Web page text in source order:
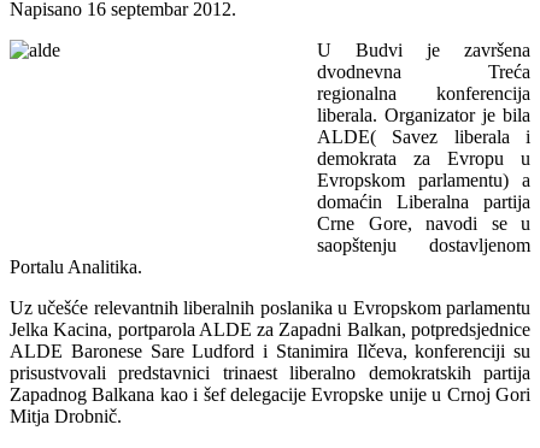
Napisano 16 septembar 2012.
U Budvi je završena
dvodnevna Treća
regionalna konferencija
liberala. Organizator je bila
ALDE( Savez liberala i
demokrata za Evropu u
Evropskom parlamentu) a
domaćin Liberalna partija
Crne Gore, navodi se u
saopštenju dostavljenom
Portalu Analitika.
Uz učešće relevantnih liberalnih poslanika u Evropskom parlamentu
Jelka Kacina, portparola ALDE za Zapadni Balkan, potpredsjednice
ALDE Baronese Sare Ludford i Stanimira Ilčeva, konferenciji su
prisustvovali predstavnici trinaest liberalno demokratskih partija
Zapadnog Balkana kao i šef delegacije Evropske unije u Crnoj Gori
Mitja Drobnič.